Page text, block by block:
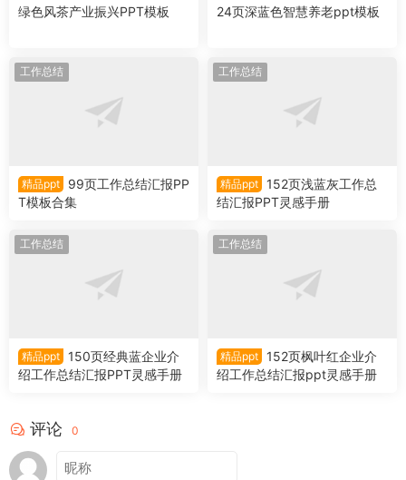
绿色风茶产业振兴PPT模板 24页深蓝色智慧养老ppt模板
工作总结
精品ppt
99页工作总结汇报PP
T模板合集
工作总结
精品ppt
152页浅蓝灰工作总
结汇报PPT灵感手册
工作总结
精品ppt
150页经典蓝企业介
绍工作总结汇报PPT灵感手册
工作总结
精品ppt
152页枫叶红企业介
绍工作总结汇报ppt灵感手册
评论 0